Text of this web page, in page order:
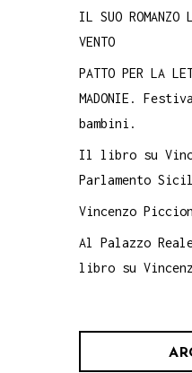
IL SUO ROMANZO
VENTO
PATTO PER LA
MADONIE.
bambini.
Il libro su
Parlamento
Vincenzo
Al Palazzo
libro su